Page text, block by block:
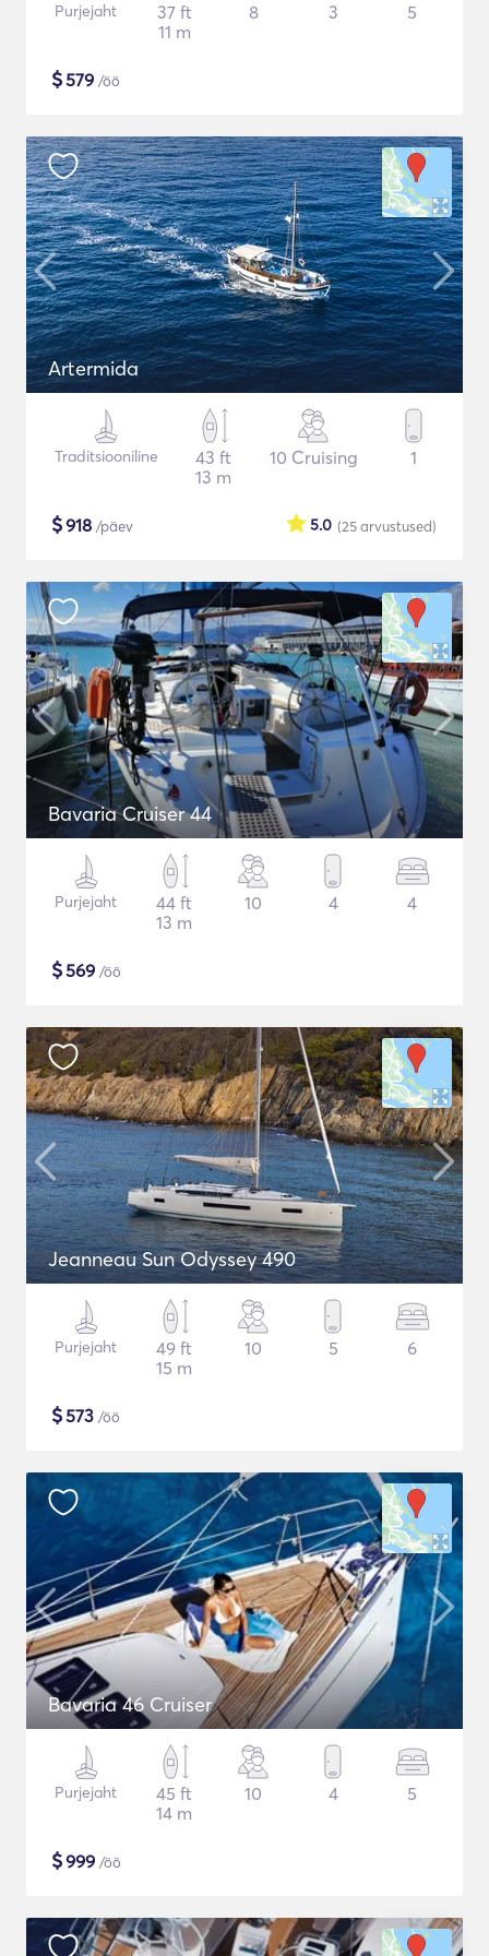
Purjejaht
37 ft
11 m
8 3 5
$579 /öö
Artermida
Traditsiooniline
43 ft
13 m
10 Cruising 1
$918 /päev (25arvustused)
5.0
Bavaria Cruiser 44
Purjejaht
44 ft
13 m
10 4 4
$569 /öö
Jeanneau Sun Odyssey 490
Purjejaht
49 ft
15 m
10 5 6
$573 /öö
Bavaria 46 Cruiser
Purjejaht
45 ft
14 m
10 4 5
$999 /öö